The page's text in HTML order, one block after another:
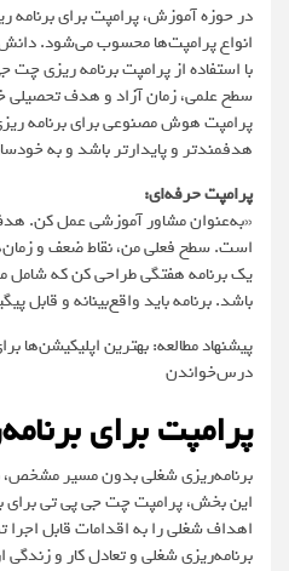
در حوزه آموزش، پرامپت برای برنامه
انواع پرامپت‌ها محسوب می‌شود.
با استفاده از پرامپت برنامه ریزی چت
سطح علمی، زمان آزاد و هدف تحصیلی
پرامپت هوش مصنوعی برای برنامه
هدفمندتر و پایدارتر باشد و به
پرامپت حرفه‌ای:
«به‌عنوان مشاور آموزشی عمل کن.
است. سطح فعلی من، نقاط ضعف و
یک برنامه هفتگی طراحی کن که شامل
باشد. برنامه باید واقع‌بینانه و قابل
پیشنهاد مطالعه: بهترین اپلیکیشن‌ها
درس‌خواندن
پرامپت برای
برنامه‌ریزی شغلی بدون مسیر
این بخش، پرامپت چت جی پی تی برای
اهداف شغلی را به اقدامات قابل اجرا
برنامه‌ریزی شغلی و تعادل کار و زندگی